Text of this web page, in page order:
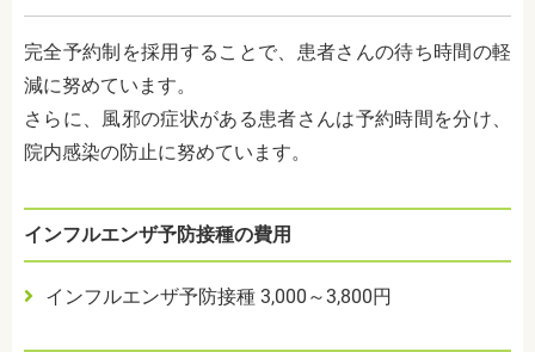
完全予約制を採用することで、患者さんの待ち時間の軽
減に努めています。
さらに、風邪の症状がある患者さんは予約時間を分け、
院内感染の防止に努めています。
インフルエンザ予防接種の費用
インフルエンザ予防接種 3,000～3,800円